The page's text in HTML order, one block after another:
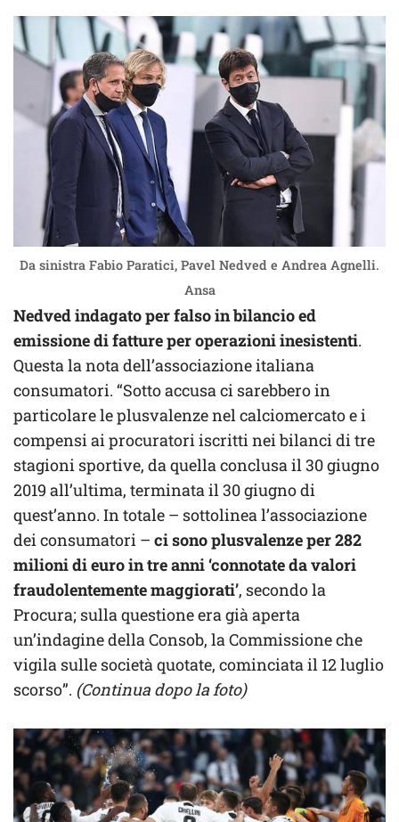
Da sinistra Fabio Paratici, Pavel Nedved e Andrea Agnelli.
Ansa
Nedved indagato per falso in bilancio ed
emissione di fatture per operazioni inesistenti.
Questa la nota dell’associazione italiana
consumatori. “Sotto accusa ci sarebbero in
particolare le plusvalenze nel calciomercato e i
compensi ai procuratori iscritti nei bilanci di tre
stagioni sportive, da quella conclusa il 30 giugno
2019 all’ultima, terminata il 30 giugno di
quest’anno. In totale – sottolinea l’associazione
dei consumatori – ci sono plusvalenze per 282
milioni di euro in tre anni ‘connotate da valori
fraudolentemente maggiorati’, secondo la
Procura; sulla questione era già aperta
un’indagine della Consob, la Commissione che
vigila sulle società quotate, cominciata il 12 luglio
scorso”. (Continua dopo la foto)